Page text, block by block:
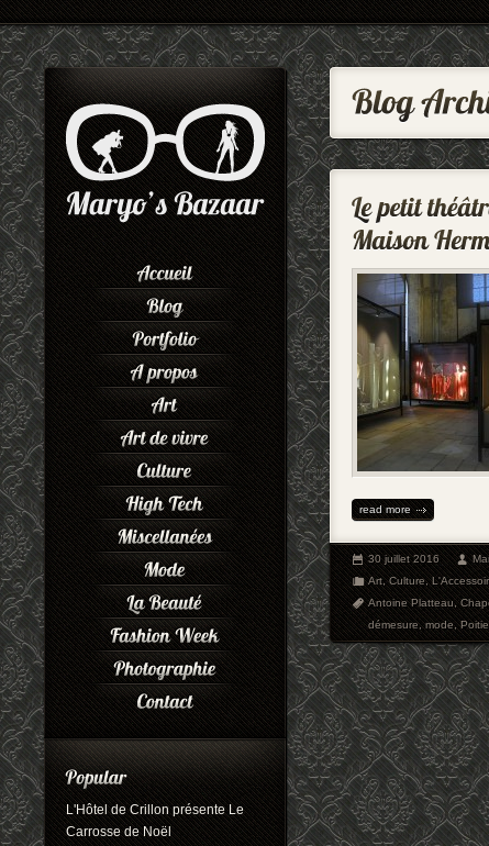
L'Hôtel de Crillon présente Le
Carrosse de Noël
read more
30 juillet 2016
Art,Culture,
Antoine Platteau,
démesure,mode,